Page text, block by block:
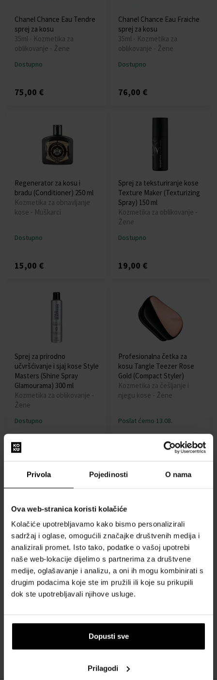
Privola Pojedinosti O nama
Ova web-stranica koristi kolačiće
Kolačiće upotrebljavamo kako bismo personalizirali
sadržaj i oglase, omogućili značajke društvenih medija i
analizirali promet. Isto tako, podatke o vašoj upotrebi
naše web-lokacije dijelimo s partnerima za društvene
medije, oglašavanje i analizu, a oni ih mogu kombinirati s
drugim podacima koje ste im pružili ili koje su prikupili
dok ste upotrebljavali njihove usluge.
Dopusti sve
Prilagodi
Chanel Chance Eau Tendre
sprej za kosu
35ml - Kozmetika za
oblikovanje - Žene
Dostupno
75,00 €
Chanel Chance Eau Fraiche
sprej za kosu
35ml - Kozmetika za
oblikovanje - Žene
Dostupno
76,00 €
Regenerator za kosu i
bradu (Conditioner) 250 ml
Kozmetika za obnavljanje
kose - Muškarci
Dostupno
15,00 €
Sprej za teksturiranje kose
Texture Maker (Texturizing
Spray) 150 ml
Kozmetika za oblikovanje -
Žene
Dostupno
19,00 €
Sprej za prirodno
učvršćivanje i sjaj kose Style
Masters (Shine Spray
Glamourama) 300 ml
Kozmetika za oblikovanje -
Žene
Dostupno
14,00 €
Profesionalna četka za
kosu Tangle Teezer Rose
Gold (Compact Styler)
Kozmetika za češljanje i
njegu kose - Žene
Poslat ćemo 13.08.
to nie je iba tým, že aj koruny sa nosia na hlave, ale aj tým, že
vlasy sú dôležitou súčasťou našej vizáže. Mať zdravé vlasy nie
je prirodzené a treba vedieť ktoré prípravky tým našim
vlasom pomáhajú, používať ich pravidelne a venovať našim
vlasom patričnú starostlivosť. Existujú rôzne typy vlasov, no
naša ponuka kozmetiky na vlasy obsahuje tie správne
prípravky ako suché, tak aj na mastné vlasy, poškodené vlasy
krásny účes a energickú farbu vlasov je predsa to, čo je
základom zdravej vizáže. Naša kozmetika na vlasy zahŕňa
šampóny, farby, kondicionéry, séra, oleje, masky a všetko pre